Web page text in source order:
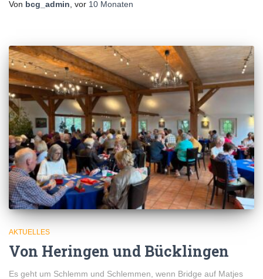
Von bcg_admin , vor 10 Monaten
AKTUELLES
Von Heringen und Bücklingen
Es geht um Schlemm und Schlemmen, wenn Bridge auf Matjes